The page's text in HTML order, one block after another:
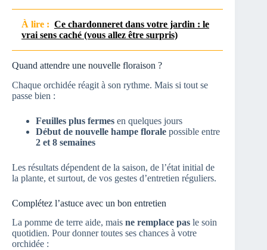
À lire : Ce chardonneret dans votre jardin : le
vrai sens caché (vous allez être surpris)
Quand attendre une nouvelle floraison ?
Chaque orchidée réagit à son rythme. Mais si tout se
passe bien :
Feuilles plus fermes en quelques jours
Début de nouvelle hampe florale possible entre
2 et 8 semaines
Les résultats dépendent de la saison, de l’état initial de
la plante, et surtout, de vos gestes d’entretien réguliers.
Complétez l’astuce avec un bon entretien
La pomme de terre aide, mais ne remplace pas le soin
quotidien. Pour donner toutes ses chances à votre
orchidée :